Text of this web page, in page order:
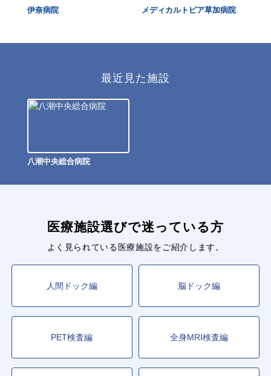
伊奈病院 メディカルトピア草加病院
最近見た施設
八潮中央総合病院
医療施設選びで迷っている方
よく見られている医療施設をご紹介します。
人間ドック編 脳ドック編
PET検査編 全身MRI検査編